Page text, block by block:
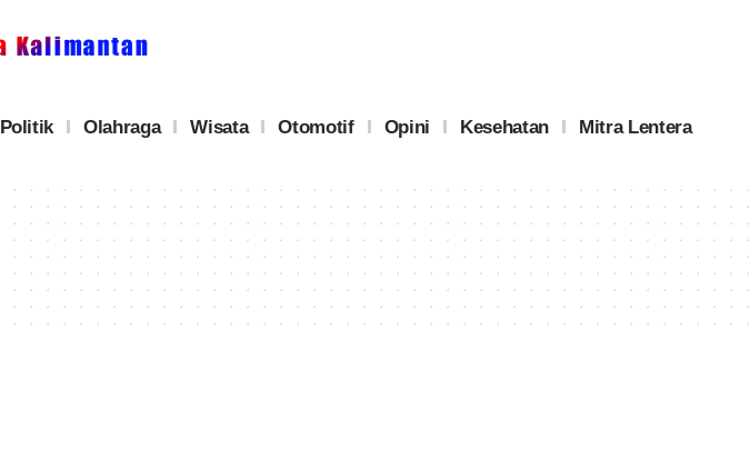
Politik Olahraga Wisata Otomotif Opini Kesehatan Mitra Lentera